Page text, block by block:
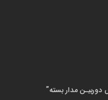
دوربیـن مدار بسته”